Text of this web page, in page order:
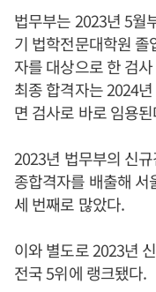
법무부는 2023년 5월
기 법학전문대학원
자를 대상으로 한 검
최종 합격자는 2024
면 검사로 바로 임용
2023년 법무부의 신
종합격자를 배출해
세 번째로 많았다.
이와 별도로 2023년
전국 5위에 랭크됐다.